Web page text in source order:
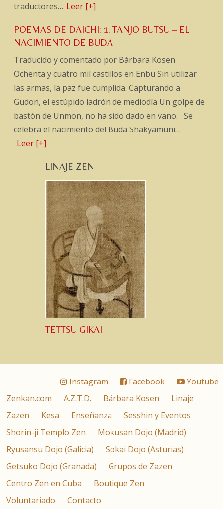
traductores… Leer [+]
POEMAS DE DAICHI: 1. TANJO BUTSU – EL
NACIMIENTO DE BUDA
Traducido y comentado por Bárbara Kosen
Ochenta y cuatro mil castillos en Enbu Sin utilizar
las armas, la paz fue cumplida. Capturando a
Gudon, el estúpido ladrón de mediodía Un golpe de
bastón de Unmon, no ha sido dado en vano. Se
celebra el nacimiento del Buda Shakyamuni…
Leer [+]
LINAJE ZEN
TETTSU GIKAI
Instagram Facebook
Youtube
Zenkan.com
A.Z.T.D. Bárbara Kosen
Linaje
Zazen
Kesa Enseñanza
Sesshin y Eventos
Shorin-ji Templo Zen
Mokusan Dojo (Madrid)
Ryusansu Dojo (Galicia)
Sokai Dojo (Asturias)
Getsuko Dojo (Granada)
Grupos de Zazen
Centro Zen en Cuba
Boutique Zen
Voluntariado
Contacto